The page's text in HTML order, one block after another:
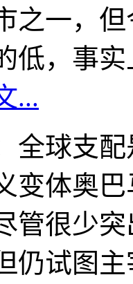
之一，
低，事
...
全球支
变体奥
管很少
仍试图